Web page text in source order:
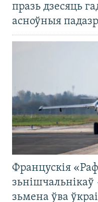
празь дзесяць
асноўныя
Францускія
зьмена ўва